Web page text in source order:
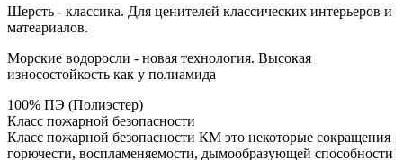
Шерсть - классика. Для ценителей классических интерьеров и
матеариалов.
Морские водоросли - новая технология. Высокая
износостойкость как у полиамида
100% ПЭ (Полиэстер)
Класс пожарной безопасности
Класс пожарной безопасности КМ это некоторые сокращения
горючести, воспламеняемости, дымообразующей способности